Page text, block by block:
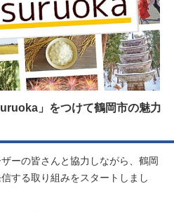
」をつけて鶴岡市の魅力
ーの皆さんと協力しながら、鶴岡
する取り組みをスタートしまし